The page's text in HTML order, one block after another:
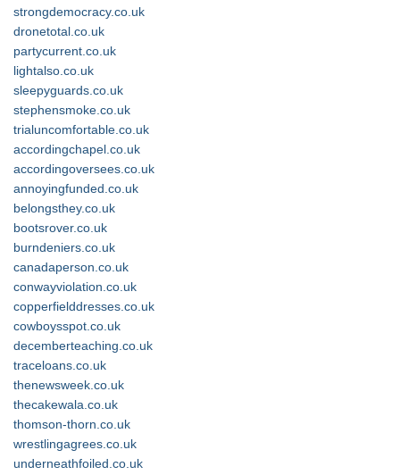
strongdemocracy.co.uk
dronetotal.co.uk
partycurrent.co.uk
lightalso.co.uk
sleepyguards.co.uk
stephensmoke.co.uk
trialuncomfortable.co.uk
accordingchapel.co.uk
accordingoversees.co.uk
annoyingfunded.co.uk
belongsthey.co.uk
bootsrover.co.uk
burndeniers.co.uk
canadaperson.co.uk
conwayviolation.co.uk
copperfielddresses.co.uk
cowboysspot.co.uk
decemberteaching.co.uk
traceloans.co.uk
thenewsweek.co.uk
thecakewala.co.uk
thomson-thorn.co.uk
wrestlingagrees.co.uk
underneathfoiled.co.uk